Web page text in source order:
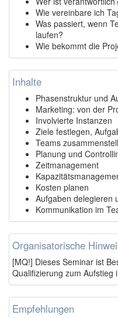
Wie vereinbare ich
Was passiert, wenn
laufen?
Wie bekommt die
Inhalte
Phasenstruktur und
Marketing: von der
Involvierte Instanzen
Ziele festlegen,
Teams
Planung und
Zeitmanagement
Kosten planen
Aufgaben delegieren
Kommunikation im
Organisatorische
[MQ!] Dieses Seminar ist
Qualifizierung zum Aufstieg
Empfehlungen